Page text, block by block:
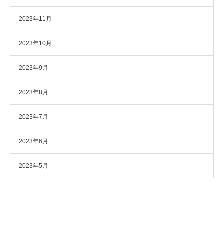
2023年11月
2023年10月
2023年9月
2023年8月
2023年7月
2023年6月
2023年5月